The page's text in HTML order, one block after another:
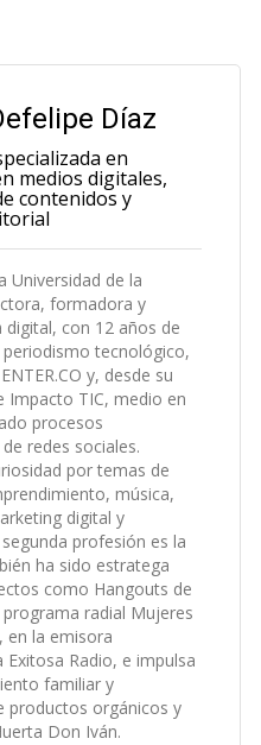
Díaz
en
medios digitales,
contenidos y
Universidad de la
formadora y
digital, con 12 años de
periodismo tecnológico,
y, desde su
Impacto TIC, medio en
procesos
redes sociales.
por temas de
música,
digital y
profesión es la
ha sido estratega
como Hangouts de
radial Mujeres
en la emisora
Exitosa Radio, e impulsa
familiar y
productos orgánicos y
Don Iván.